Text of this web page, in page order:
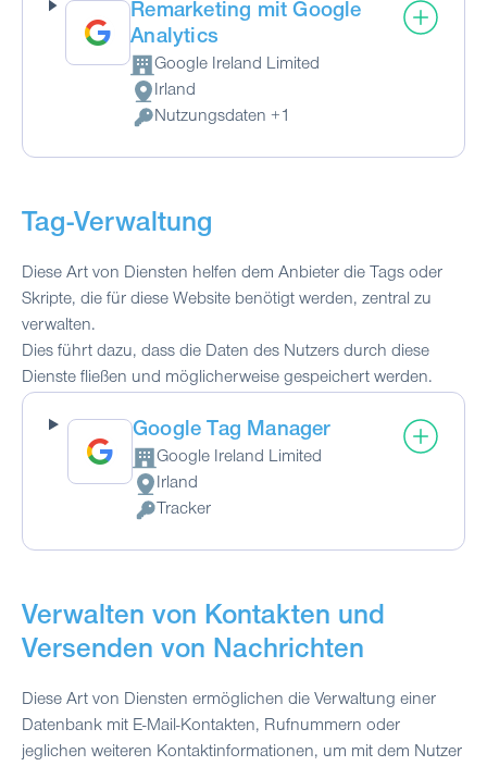
Remarketing mit Google
Analytics
Firma:
Google Ireland Limited
Verarbeitungsort:
Irland
Verarbeitete personenbezogene Daten:
Nutzungsdaten +1
Tag-Verwaltung
Diese Art von Diensten helfen dem Anbieter die Tags oder
Skripte, die für diese Website benötigt werden, zentral zu
verwalten.
Dies führt dazu, dass die Daten des Nutzers durch diese
Dienste fließen und möglicherweise gespeichert werden.
Google Tag Manager
Firma:
Google Ireland Limited
Verarbeitungsort:
Irland
Verarbeitete personenbezogene Daten:
Tracker
Verwalten von Kontakten und
Versenden von Nachrichten
Diese Art von Diensten ermöglichen die Verwaltung einer
Datenbank mit E-Mail-Kontakten, Rufnummern oder
jeglichen weiteren Kontaktinformationen, um mit dem Nutzer